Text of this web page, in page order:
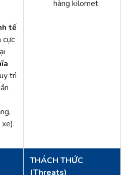
tế
cực
trì
hàng kilomet.
THÁCH THỨC
(Threats)